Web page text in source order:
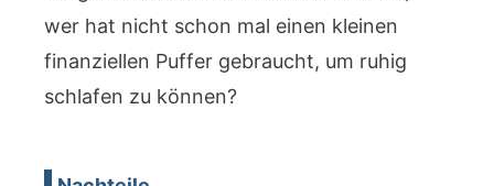
wer hat nicht schon mal einen kleinen
finanziellen Puffer gebraucht, um ruhig
schlafen zu können?